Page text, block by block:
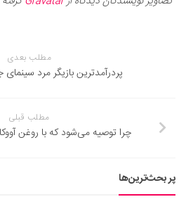
مطلب بعدی
پردرآمدترین بازیگر مرد سینمای
مطلب قبلی
چرا توصیه می‌شود که با روغن
پر بحث‌ترین‌ها